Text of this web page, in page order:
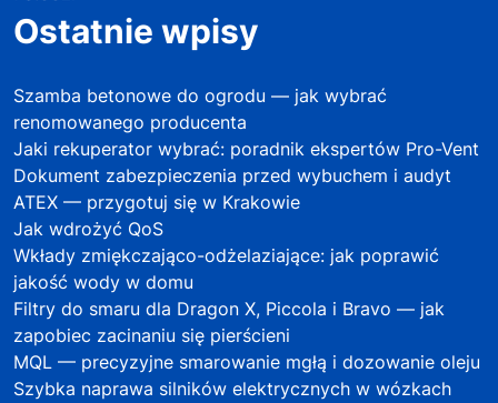
Ostatnie wpisy
Szamba betonowe do ogrodu — jak wybrać
renomowanego producenta
Jaki rekuperator wybrać: poradnik ekspertów Pro-Vent
Dokument zabezpieczenia przed wybuchem i audyt
ATEX — przygotuj się w Krakowie
Jak wdrożyć QoS
Wkłady zmiękczająco-odżelaziające: jak poprawić
jakość wody w domu
Filtry do smaru dla Dragon X, Piccola i Bravo — jak
zapobiec zacinaniu się pierścieni
MQL — precyzyjne smarowanie mgłą i dozowanie oleju
Szybka naprawa silników elektrycznych w wózkach